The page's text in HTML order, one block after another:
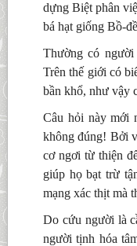
dựng Biệt phân
bá hạt giống Bồ-
Thường có
Trên thế giới có
bần khổ, như vậy
Câu hỏi này mới
không đúng! Bởi
cơ ngơi từ thiện
giúp họ bạt trừ
mạng xác thịt mà
Do cứu người là
người tịnh hóa